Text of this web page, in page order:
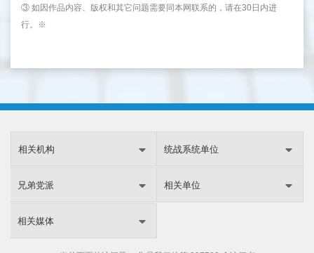
③ 如因作品内容、版权和其它问题需要同本网联系的，请在30日内进
行。※
相关机构 统战系统单位
兄弟党派 相关单位
相关媒体